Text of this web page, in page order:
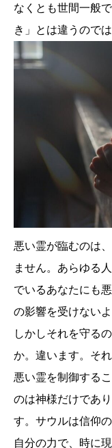
なくとも世間一般
き」とは違うので
悪い霊が臨むのは
ません。あらゆる
でいるあなたにも
の影響を受けない
しかしそれを守る
か。違います。そ
悪い霊を制御する
のは神様だけであ
す。サウルは信仰
自分の力で、時に